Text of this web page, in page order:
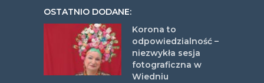
OSTATNIO DODANE:
Korona to
odpowiedzialność –
niezwykła sesja
fotograficzna w
Wiedniu